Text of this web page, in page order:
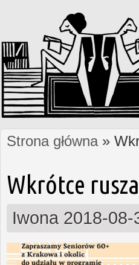
Jesteś tutaj
Strona główna»
Wkrótce
Iwona 2018-08-